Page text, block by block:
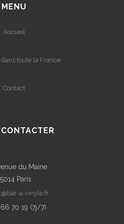
MENU
Accueil
dans toute la France
Contact
du Maine
Paris
a-vinyle.fr
70 19 (7j/7)